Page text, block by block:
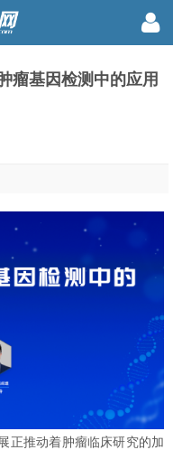
瘤基因检测中的应用
正推动着肿瘤临床研究的加